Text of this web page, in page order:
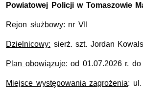
Powiatowej Policji w Tomaszowie
Rejon służbowy: nr VII
Dzielnicowy: sierż. szt. Jordan
Plan obowiązuje: od 01.07.2026 r. do
Miejsce występowania zagrożenia: ul.